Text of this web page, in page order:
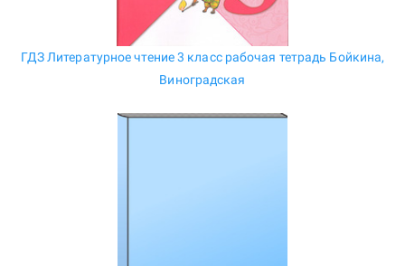
ГДЗ Литературное чтение 3 класс рабочая тетрадь Бойкина,
Виноградская